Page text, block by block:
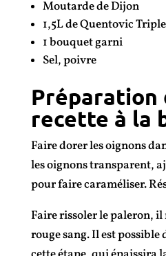
Moutarde de Dijon
1,5L de Quentovic Triple
1 bouquet garni
Sel, poivre
Préparation
recette à la
Faire dorer les oignons
les oignons transparent,
pour faire caraméliser.
Faire rissoler le paleron,
rouge sang. Il est possible